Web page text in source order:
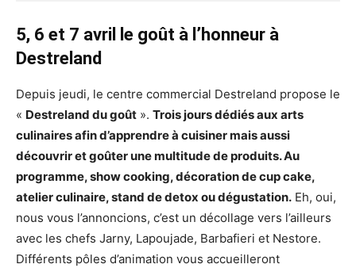
5, 6 et 7 avril le goût à l’honneur à
Destreland
Depuis jeudi, le centre commercial Destreland propose le
« Destreland du goût ». Trois jours dédiés aux arts
culinaires afin d’apprendre à cuisiner mais aussi
découvrir et goûter une multitude de produits. Au
programme, show cooking, décoration de cup cake,
atelier culinaire, stand de detox ou dégustation. Eh, oui,
nous vous l’annoncions, c’est un décollage vers l’ailleurs
avec les chefs Jarny, Lapoujade, Barbafieri et Nestore.
Différents pôles d’animation vous accueilleront